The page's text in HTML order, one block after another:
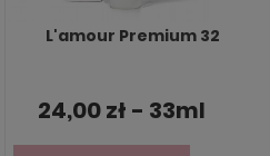
L'amour Premium 32
24,00 zł - 33ml